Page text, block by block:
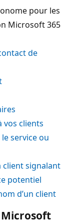
pour les
Microsoft 365
de
vos clients
service ou
client signalant
potentiel
d’un client